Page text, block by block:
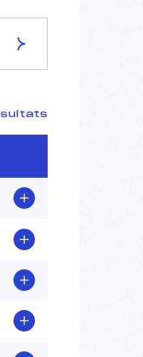
1820
01/22
12H15
(SA)